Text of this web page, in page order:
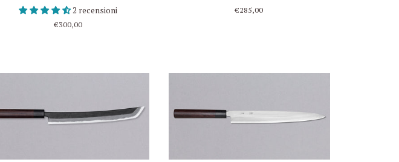
2 recensioni
€300,00
€285,00